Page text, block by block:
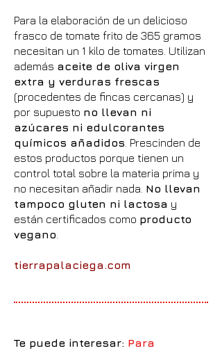
Para la elaboración de un delicioso
frasco de tomate frito de 365 gramos
necesitan un 1 kilo de tomates. Utilizan
además aceite de oliva virgen
extra y verduras frescas
(procedentes de fincas cercanas) y
por supuesto no llevan ni
azúcares ni edulcorantes
químicos añadidos . Prescinden de
estos productos porque tienen un
control total sobre la materia prima y
no necesitan añadir nada. No llevan
tampoco gluten ni lactosa y
están certificados como producto
vegano
tierrapalaciega.com
Te puede interesar: Para